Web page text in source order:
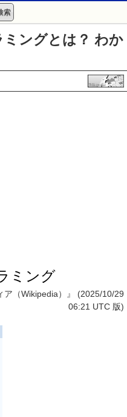
索
ングとは？ わか
ミング
ア（Wikipedia）』 (2025/10/29
06:21 UTC 版)